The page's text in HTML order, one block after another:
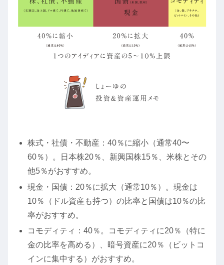
株式・社債・不動産：40％に縮小（通常40〜
60％）。日本株20％、新興国株15％、米株とその
他5％がおすすめ。
現金・国債：20％に拡大（通常10％）。現金は
10％（ドル資産も持つ）の比率と国債は10％の比
率がおすすめ。
コモディティ：40％。コモディティに20％（特に
金の比率を高める）、暗号資産に20％（ビットコ
インに集中する）がおすすめ。